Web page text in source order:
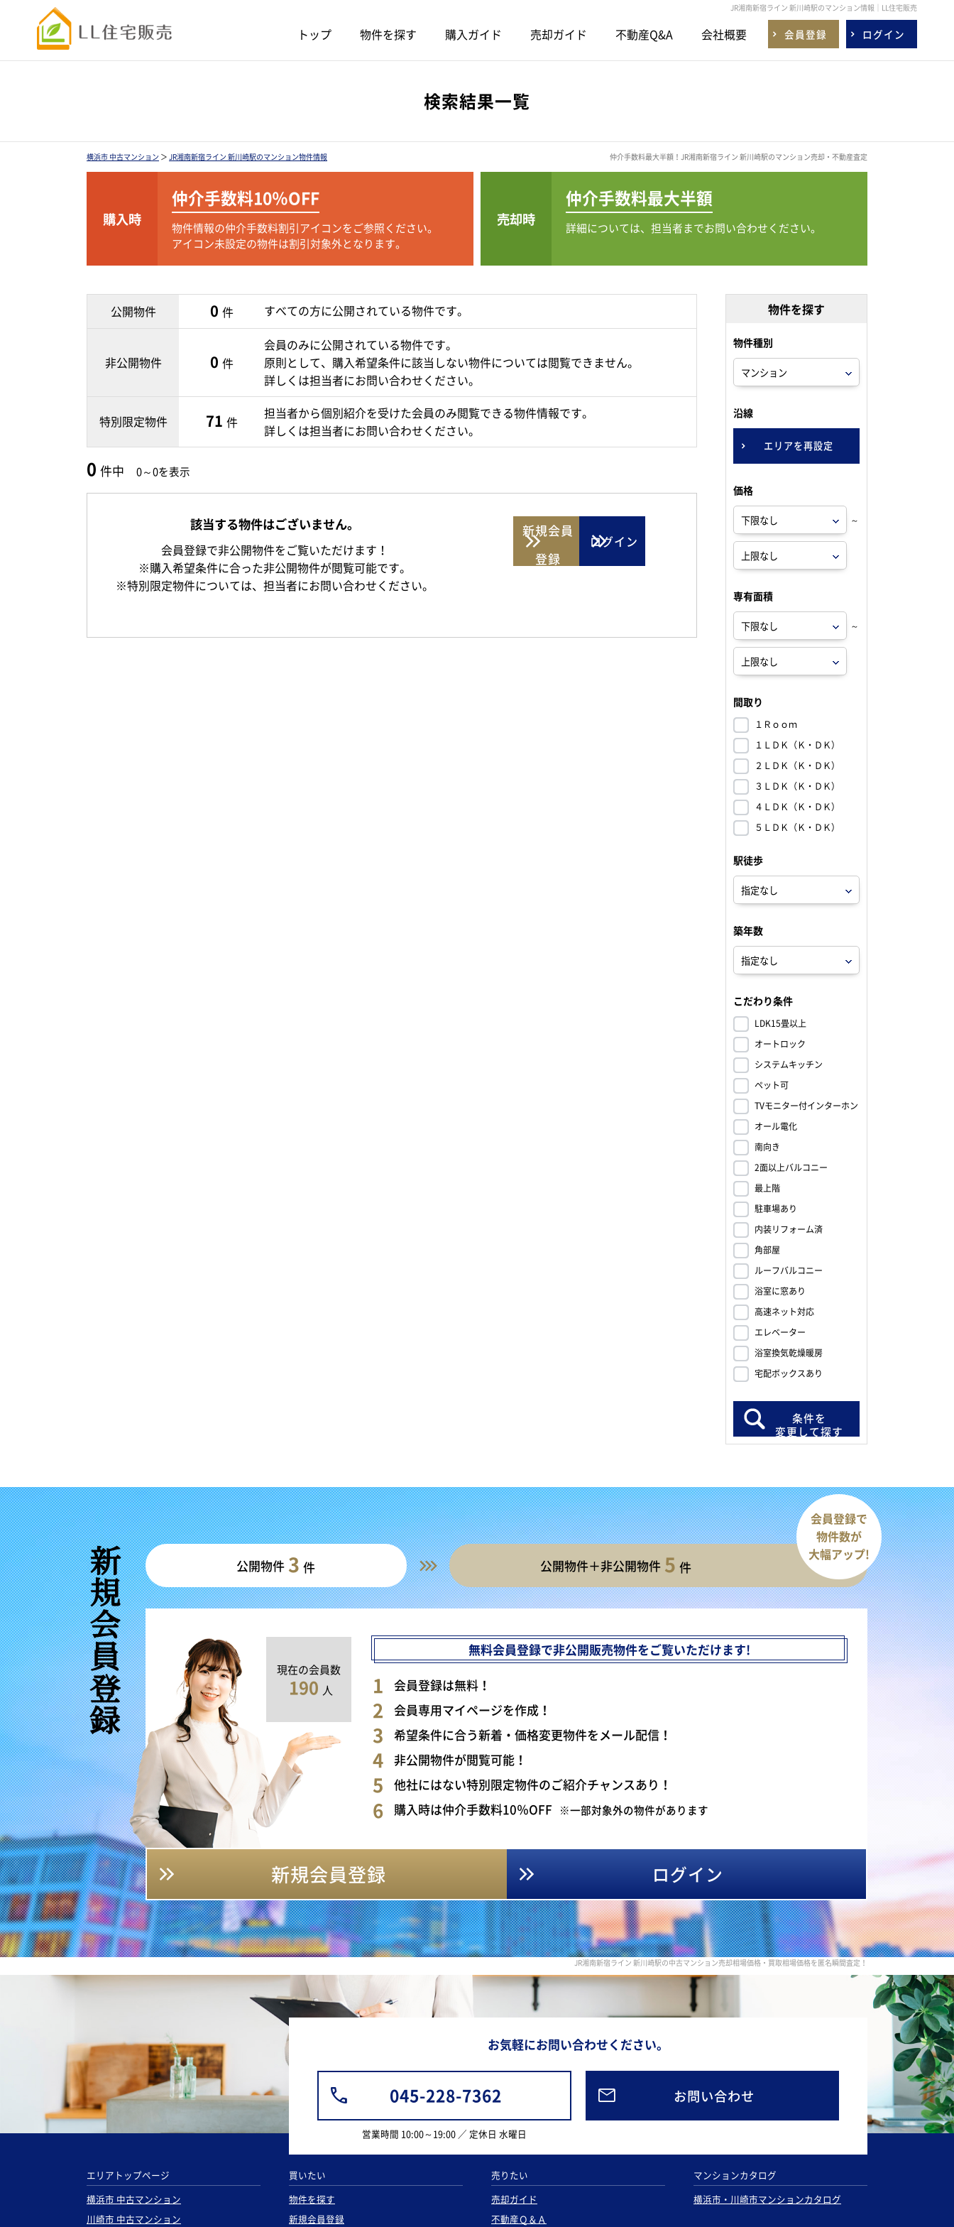
JR湘南新宿ライン 新川崎駅のマンション情報｜LL住宅販売
トップ 物件を探す 購入ガイド 売却ガイド 不動産Q&A 会社概要 会員登録 ログイン
検索結果一覧
横浜市 中古マンション ＞ JR湘南新宿ライン 新川崎駅のマンション物件情報 仲介手数料最大半額！JR湘南新宿ライン 新川崎駅のマンション売却・不動産査定
購入時
仲介手数料10％OFF
物件情報の仲介手数料割引アイコンをご参照ください。
アイコン未設定の物件は割引対象外となります。
売却時
仲介手数料最大半額
詳細については、担当者までお問い合わせください。
公開物件 0 件 すべての方に公開されている物件です。
非公開物件 0 件
会員のみに公開されている物件です。
原則として、購入希望条件に該当しない物件については閲覧できません。
詳しくは担当者にお問い合わせください。
特別限定物件 71 件
担当者から個別紹介を受けた会員のみ閲覧できる物件情報です。
詳しくは担当者にお問い合わせください。
0 件中 0～0を表示
該当する物件はございません。
会員登録で非公開物件をご覧いただけます！
※購入希望条件に合った非公開物件が閲覧可能です。
※特別限定物件については、担当者にお問い合わせください。
新規会員
登録
ログイン
物件を探す
物件種別
沿線
エリアを再設定
価格
～
専有面積
～
間取り
１Ｒｏｏｍ
１ＬＤＫ（Ｋ・ＤＫ）
２ＬＤＫ（Ｋ・ＤＫ）
３ＬＤＫ（Ｋ・ＤＫ）
４ＬＤＫ（Ｋ・ＤＫ）
５ＬＤＫ（Ｋ・ＤＫ）
駅徒歩
築年数
こだわり条件
LDK15畳以上
オートロック
システムキッチン
ペット可
TVモニター付インターホン
オール電化
南向き
2面以上バルコニー
最上階
駐車場あり
内装リフォーム済
角部屋
ルーフバルコニー
浴室に窓あり
高速ネット対応
エレベーター
浴室換気乾燥暖房
宅配ボックスあり
条件を
変更して探す
新規会員登録 公開物件 3 件 公開物件＋非公開物件 5 件
会員登録で
物件数が
大幅アップ!
現在の会員数
190 人
無料会員登録で非公開販売物件をご覧いただけます!
会員登録は無料！
会員専用マイページを作成！
希望条件に合う新着・価格変更物件をメール配信！
非公開物件が閲覧可能！
他社にはない特別限定物件のご紹介チャンスあり！
購入時は仲介手数料10％OFF ※一部対象外の物件があります
新規会員登録 ログイン
JR湘南新宿ライン 新川崎駅の中古マンション売却相場価格・買取相場価格を匿名瞬間査定！
お気軽にお問い合わせください。
045-228-7362
営業時間 10:00～19:00 ／ 定休日 水曜日
お問い合わせ
エリアトップページ
横浜市 中古マンション
川崎市 中古マンション
買いたい
物件を探す
新規会員登録
売りたい
売却ガイド
不動産Ｑ＆Ａ
マンションカタログ
横浜市・川崎市マンションカタログ